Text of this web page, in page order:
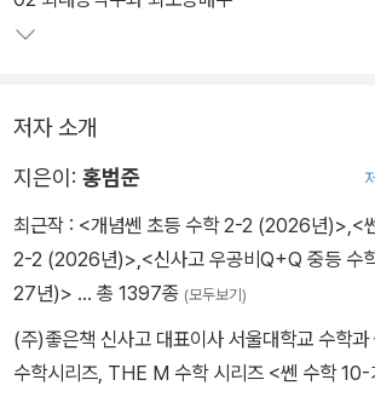
다.
하나의 개념에서 파생되는 문제는 그 유형이 다
중등 수학 1-1에서 다뤄야 하는 모든 문제를
이를 통해 문제 해결력을 기를 수 있습니다.
저자 소개
지은이: 홍범준
최근작 : <개념쎈 초등 수학 2-2 (2026년)>,<
2-2 (2026년)>,<신사고 우공비Q+Q 중등 수
27년)> … 총 1397종 (모두보기)
(주)좋은책 신사고 대표이사 서울대학교 수학과
수학시리즈, THE M 수학 시리즈 <쎈